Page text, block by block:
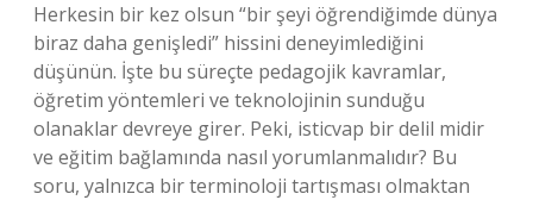
Herkesin bir kez olsun “bir şeyi öğrendiğimde dünya
biraz daha genişledi” hissini deneyimlediğini
düşünün. İşte bu süreçte pedagojik kavramlar,
öğretim yöntemleri ve teknolojinin sunduğu
olanaklar devreye girer. Peki, isticvap bir delil midir
ve eğitim bağlamında nasıl yorumlanmalıdır? Bu
soru, yalnızca bir terminoloji tartışması olmaktan